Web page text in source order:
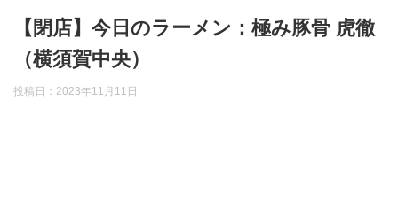
【閉店】今日のラーメン：極み豚骨 虎徹
（横須賀中央）
投稿日：2023年11月11日